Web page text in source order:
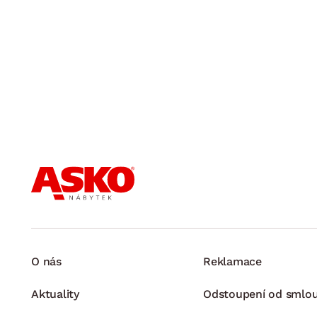
O nás
Aktuality
Reklamace
Odstoupení od